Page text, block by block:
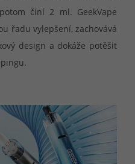
činí 2 ml. GeekVape
řadu vylepšení, zachovává
design a dokáže potěšit